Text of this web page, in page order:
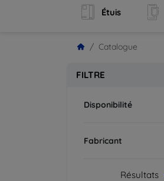
Étuis
Catalogue
FILTRE
Disponibilité
Fabricant
Résultats